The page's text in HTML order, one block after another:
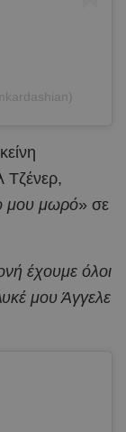
Τζένερ,
μου μωρό» σε
έχουμε όλοι
μου Άγγελε